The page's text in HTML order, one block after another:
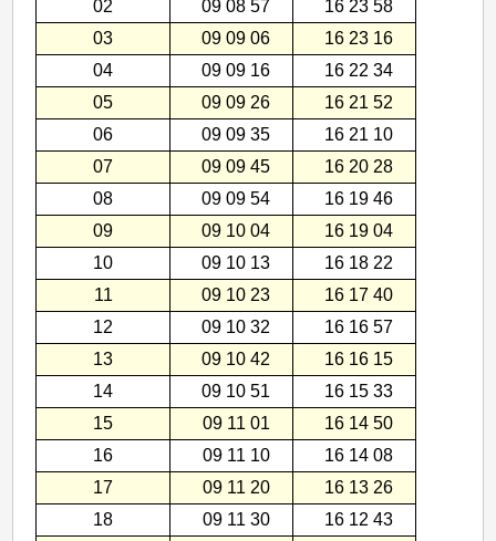
02 09 08 57
16 23 58
03
09 09 06
16 23 16
04
09 09 16
16 22 34
05
09 09 26
16 21 52
06
09 09 35
16 21 10
07
09 09 45
16 20 28
08
09 09 54
16 19 46
09
09 10 04
16 19 04
10
09 10 13
16 18 22
11
09 10 23
16 17 40
12
09 10 32
16 16 57
13
09 10 42
16 16 15
14
09 10 51
16 15 33
15
09 11 01
16 14 50
16
09 11 10
16 14 08
17
09 11 20
16 13 26
18
09 11 30
16 12 43